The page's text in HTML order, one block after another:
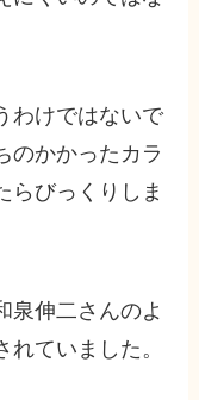
わけではないで
のかかったカラ
らびっくりしま
泉伸二さんのよ
ていました。